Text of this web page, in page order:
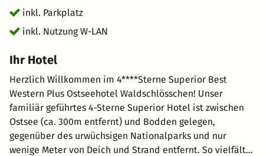
inkl. Parkplatz
inkl. Nutzung W-LAN
Ihr Hotel
Herzlich Willkommen im 4****Sterne Superior Best
Western Plus Ostseehotel Waldschlösschen! Unser
familiär geführtes 4-Sterne Superior Hotel ist zwischen
Ostsee (ca. 300m entfernt) und Bodden gelegen,
gegenüber des urwüchsigen Nationalparks und nur
wenige Meter von Deich und Strand entfernt. So vielfältig